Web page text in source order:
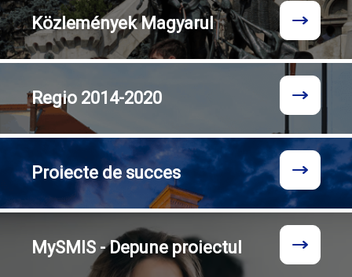
KözleményekMagyarul
Regio 2014-2020
Proiecte de succes
MySMIS - Depune proiectul